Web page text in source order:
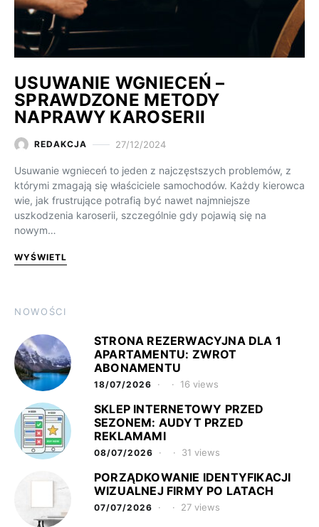
USUWANIE WGNIECEŃ –
SPRAWDZONE METODY
NAPRAWY KAROSERII
REDAKCJA 27/12/2024
Usuwanie wgnieceń to jeden z najczęstszych problemów, z
którymi zmagają się właściciele samochodów. Każdy kierowca
wie, jak frustrujące potrafią być nawet najmniejsze
uszkodzenia karoserii, szczególnie gdy pojawią się na
nowym…
WYŚWIETL
NOWOŚCI
STRONA REZERWACYJNA DLA 1
APARTAMENTU: ZWROT
ABONAMENTU
18/07/2026 16 views
SKLEP INTERNETOWY PRZED
SEZONEM: AUDYT PRZED
REKLAMAMI
08/07/2026 31 views
PORZĄDKOWANIE IDENTYFIKACJI
WIZUALNEJ FIRMY PO LATACH
07/07/2026 27 views